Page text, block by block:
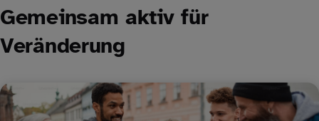
Gemeinsam aktiv für
Veränderung